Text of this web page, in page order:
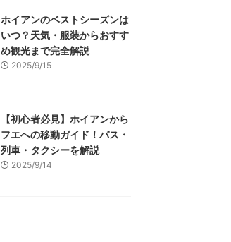
ホイアンのベストシーズンは
いつ？天気・服装からおすす
め観光まで完全解説
2025/9/15
【初心者必見】ホイアンから
フエへの移動ガイド！バス・
列車・タクシーを解説
2025/9/14